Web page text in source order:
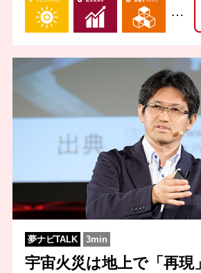
…
夢ナビTALK 3min
宇宙火災は地上で「再現